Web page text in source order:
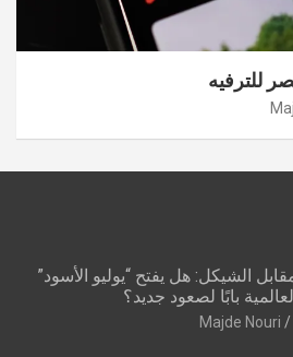
للترفيه
الشيكل: هل يفتح “يوليو الأسود”
بابًا لصعود جديد؟
Majde Nouri